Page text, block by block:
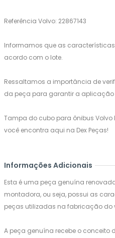
Referência Volvo: 22867143
Informamos que as
acordo com o lote.
Ressaltamos a importância de
da peça para garantir a aplicação
Tampa do cubo para ônibus Volvo
você encontra aqui na Dex Peças!
Informações Adicionais
Esta é uma peça genuína
montadora, ou seja, possui as
peças utilizadas na fabricação do
A peça genuína recebe o conceito